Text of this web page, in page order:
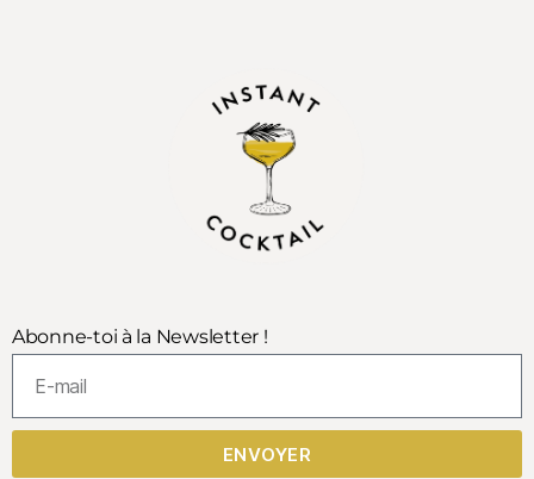
Abonne-toi à la Newsletter !
ENVOYER